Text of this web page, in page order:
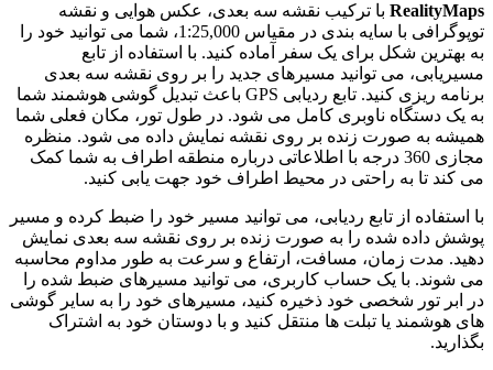
RealityMaps با ترکیب نقشه سه بعدی، عکس هوایی و نقشه
توپوگرافی با سایه بندی در مقیاس 1:25,000، شما می توانید خود را
به بهترین شکل برای یک سفر آماده کنید. با استفاده از تابع
مسیریابی، می توانید مسیرهای جدید را بر روی نقشه سه بعدی
برنامه ریزی کنید. تابع ردیابی GPS باعث تبدیل گوشی هوشمند شما
به یک دستگاه ناوبری کامل می شود. در طول تور، مکان فعلی شما
همیشه به صورت زنده بر روی نقشه نمایش داده می شود. منظره
مجازی 360 درجه با اطلاعاتی درباره منطقه اطراف به شما کمک
می کند تا به راحتی در محیط اطراف خود جهت یابی کنید.
با استفاده از تابع ردیابی، می توانید مسیر خود را ضبط کرده و مسیر
پوشش داده شده را به صورت زنده بر روی نقشه سه بعدی نمایش
دهید. مدت زمان، مسافت، ارتفاع و سرعت به طور مداوم محاسبه
می شوند. با یک حساب کاربری، می توانید مسیرهای ضبط شده را
در ابر تور شخصی خود ذخیره کنید، مسیرهای خود را به سایر گوشی
های هوشمند یا تبلت ها منتقل کنید و با دوستان خود به اشتراک
بگذارید.